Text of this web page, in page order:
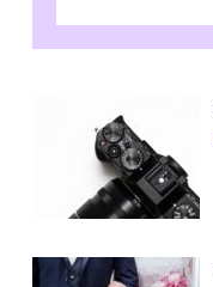
och sälj...